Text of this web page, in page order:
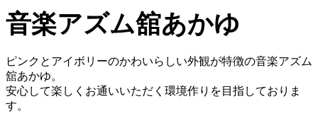
音楽アズム舘あかゆ
ピンクとアイボリーのかわいらしい外観が特徴の音楽アズム
舘あかゆ。
安心して楽しくお通いいただく環境作りを目指しておりま
す。